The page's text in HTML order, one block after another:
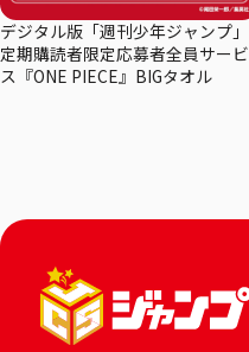
デジタル版「週刊少年ジャンプ」
定期購読者限定応募者全員サービ
ス『ONE PIECE』BIGタオル